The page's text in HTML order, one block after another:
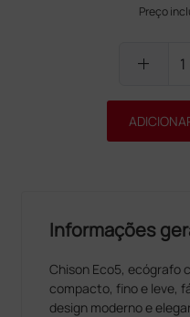
Preço
add
Informações
Chison Eco5, ecógrafo
compacto, fino e leve,
design moderno e